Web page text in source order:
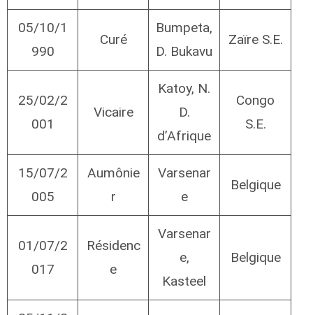
05/10/1
990
Curé
Bumpeta,
D. Bukavu
Zaïre S.E.
25/02/2
001
Vicaire
Katoy, N.
D.
d’Afrique
Congo
S.E.
15/07/2
005
Aumônie
r
Varsenar
e
Belgique
01/07/2
017
Résidenc
e
Varsenar
e,
Kasteel
Belgique